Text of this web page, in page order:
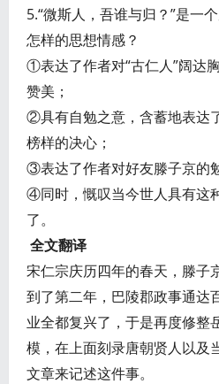
5.“微斯人，吾谁与归？”是一
怎样的思想情感？
①表达了作者对“古仁人”阔达
赞美；
②具有自勉之意，含蓄地表达
榜样的决心；
③表达了作者对好友滕子京的
④同时，慨叹当今世人具有这
了。
全文翻译
宋仁宗庆历四年的春天，滕子
到了第二年，巴陵郡政事通达
业全都复兴了，于是再度修整
模，在上面刻录唐朝贤人以及
文章来记述这件事。